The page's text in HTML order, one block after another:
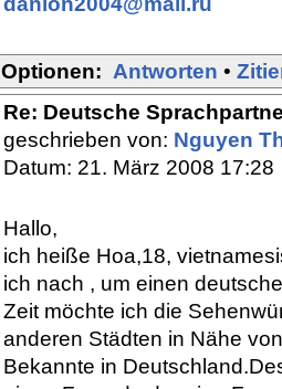
Optionen: Antworten •
Re: Deutsche
geschrieben von: Nguyen
Datum: 21. März 2008 17:28
Hallo,
ich heiße Hoa,18,
ich nach , um einen
Zeit möchte ich die
anderen Städten in Nähe
Bekannte in